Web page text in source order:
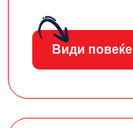
Види повеќе